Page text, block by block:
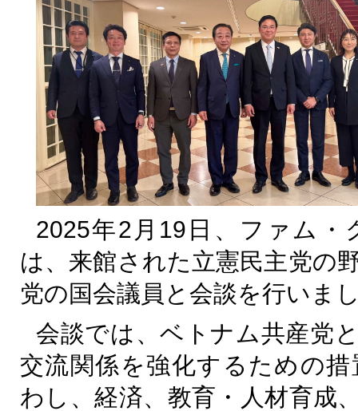
2025年2月19日、ファム・
は、来館された立憲民主党の
党の国会議員と会談を行いま
会談では、ベトナム共産党
交流関係を強化するための
わし、経済、教育・人材育成